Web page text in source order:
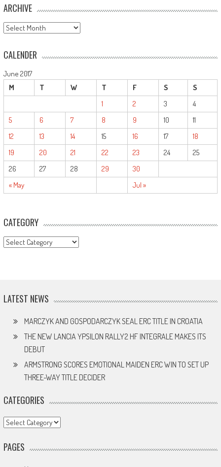
ARCHIVE
ARCHIVE
CALENDER
June 2017
M
T W T F S S
« May Jul »
1 2 3
4
5
6 7 8 9 10
11
12
13 14 15 16 17
18
19
20 21 22 23 24
25
26
27 28 29 30
CATEGORY
CATEGORY
LATEST NEWS
MARCZYK AND GOSPODARCZYK SEAL ERC TITLE IN CROATIA
THE NEW LANCIA YPSILON RALLY2 HF INTEGRALE MAKES ITS
DEBUT
ARMSTRONG SCORES EMOTIONAL MAIDEN ERC WIN TO SET UP
THREE-WAY TITLE DECIDER
CATEGORIES
Categories
PAGES